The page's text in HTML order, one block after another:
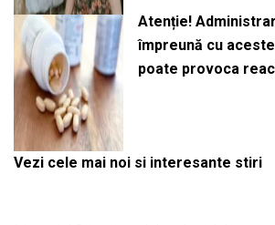
Atenție!
împreună cu
poate provoca
Vezi cele mai noi si interesante stiri